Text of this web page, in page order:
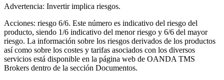
Advertencia: Invertir implica riesgos.
Acciones: riesgo 6/6. Este número es indicativo del riesgo del
producto, siendo 1/6 indicativo del menor riesgo y 6/6 del mayor
riesgo. La información sobre los riesgos derivados de los productos
así como sobre los costes y tarifas asociados con los diversos
servicios está disponible en la página web de OANDA TMS
Brokers dentro de la sección Documentos.